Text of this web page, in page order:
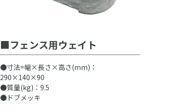
フェンス用ウェイト
●寸法=幅×長さ×高さ(mm)：
290×140×90
●質量(kg)：9.5
●ドブメッキ